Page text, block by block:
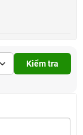
Kiểm tra